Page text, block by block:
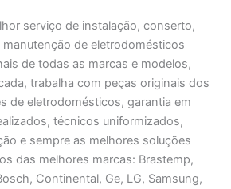
serviço de instalação, conserto,
de eletrodomésticos
de todas as marcas e modelos,
trabalha com peças originais dos
de eletrodomésticos, garantia em
técnicos uniformizados,
e sempre as melhores soluções
das melhores marcas: Brastemp,
Continental, Ge, LG, Samsung,